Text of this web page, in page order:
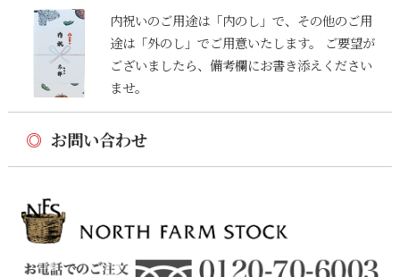
内祝いのご用途は「内のし」で、その他のご用
途は「外のし」でご用意いたします。 ご要望が
ございましたら、備考欄にお書き添えください
ませ。
◎ お問い合わせ